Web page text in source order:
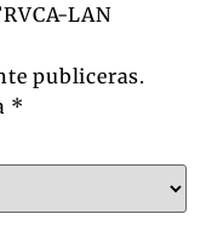
LAN
publiceras.
*